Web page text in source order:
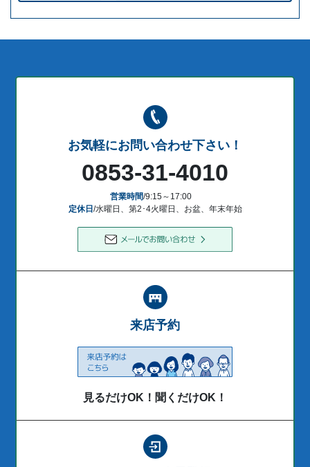
お気軽にお問い合わせ下さい！
0853-31-4010
営業時間/9:15～17:00
定休日/水曜日、第2･4火曜日、お盆、年末年始
来店予約
見るだけOK！聞くだけOK！